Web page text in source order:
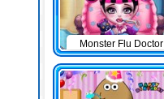
Monster Flu Doctor